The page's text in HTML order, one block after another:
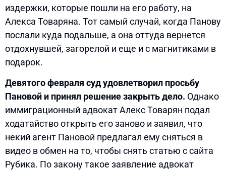
издержки, которые пошли на его работу, на
Алекса Товаряна. Тот самый случай, когда Панову
послали куда подальше, а она оттуда вернется
отдохнувшей, загорелой и еще и с магнитиками в
подарок.
Девятого февраля суд удовлетворил просьбу
Пановой и принял решение закрыть дело. Однако
иммиграционный адвокат Алекс Товарян подал
ходатайство открыть его заново и заявил, что
некий агент Пановой предлагал ему сняться в
видео в обмен на то, чтобы снять статью с сайта
Рубика. По закону такое заявление адвокат